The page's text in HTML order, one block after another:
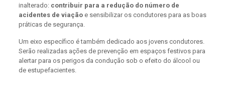
inalterado: contribuir para a redução do número de
acidentes de viaçãoe sensibilizar os condutores para as boas
práticas de segurança.
Um eixo específico é também dedicado aos jovens condutores.
Serão realizadas ações de prevenção em espaços festivos para
alertar para os perigos da condução sob o efeito do álcool ou
de estupefacientes.